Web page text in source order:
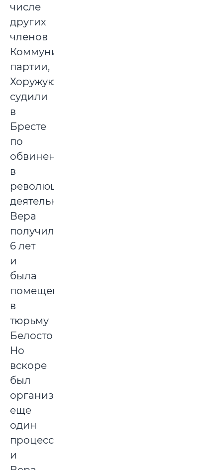
числе
других
членов
Коммунистической
партии,
Хоружую
судили
в
Бресте
по
обвинению
в
революционной
деятельности.
Вера
получила
6 лет
и
была
помещена
в
тюрьму
Белостока.
Но
вскоре
был
организован
еще
один
процесс
и